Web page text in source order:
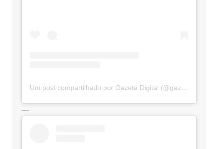
Um post compartilhado por Gazeta Digital (@gazetadigital)
---